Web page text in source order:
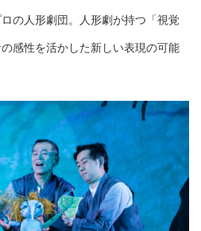
の人形劇団。人形劇が持つ「視覚
感性を活かした新しい表現の可能